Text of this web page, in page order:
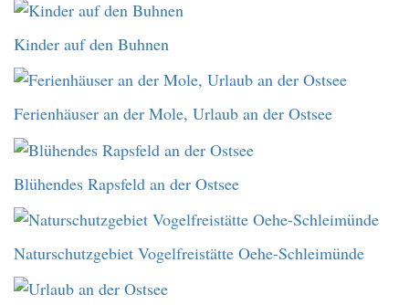
Kinder auf den Buhnen
Ferienhäuser an der Mole, Urlaub an der Ostsee
Blühendes Rapsfeld an der Ostsee
Naturschutzgebiet Vogelfreistätte Oehe-Schleimünde